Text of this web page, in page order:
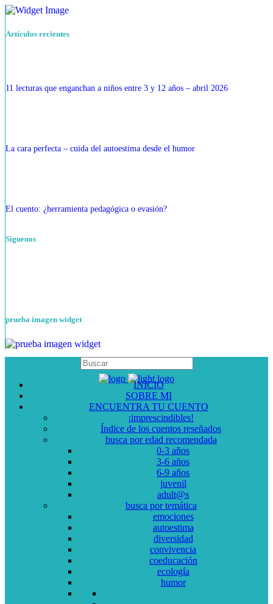
Artículos recientes
11 lecturas que enganchan a niños entre 3 y 12 años – abril 2026
La cara perfecta – cuida del autoestima desde el humor
El cuento: ¿herramienta pedagógica o evasión?
Siguenos
prueba imagen widget
INICIO
SOBRE MI
ENCUENTRA TU CUENTO
¡imprescindibles!
Índice de los cuentos reseñados
busca por edad recomendada
0-3 años
3-6 años
6-9 años
juvenil
adult@s
busca por temática
emociones
autoestima
diversidad
convivencia
coeducación
ecología
humor